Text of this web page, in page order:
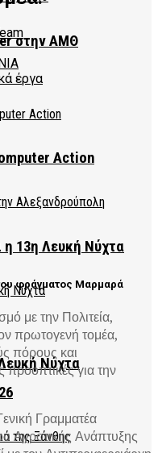
στην ΑΜΘ
Action
η 13η Λευκή Νύχτα
Νύχτα
φράγματος Μαρμαρά
με την Πολιτεία,
πρωτογενή τομέα,
πόρους και
προοπτικές για την
Γραμματέα
Αγροτικής Ανάπτυξης